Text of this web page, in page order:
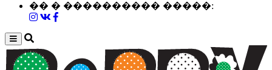
�� � ���������� �����: